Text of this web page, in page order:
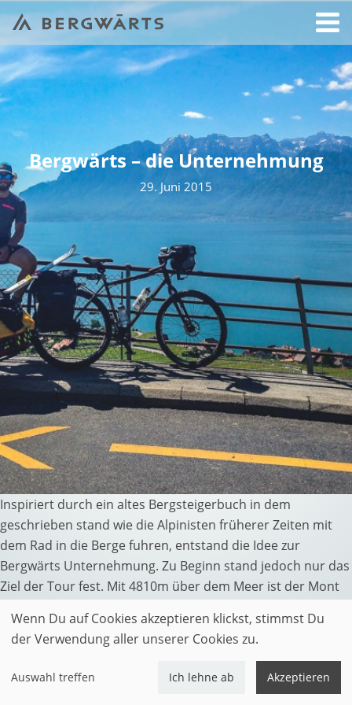
Bergwärts – die Unternehmung
29. Juni 2015
Inspiriert durch ein altes Bergsteigerbuch in dem
geschrieben stand wie die Alpinisten früherer Zeiten mit
dem Rad in die Berge fuhren, entstand die Idee zur
Bergwärts Unternehmung. Zu Beginn stand jedoch nur das
Ziel der Tour fest. Mit 4810m über dem Meer ist der Mont
Berg Mitteleuropas und somit des gesamten Alpenraums.
Dort sollte es mit Skiern hinauf gehen. Doch wo sollte ich
Heimatberg, und der höchste Berg der Schwarzwaldes,
Wenn Du auf Cookies akzeptieren klickst, stimmst Du
der Verwendung aller unserer Cookies zu.
Auswahl treffen Ich lehne ab Akzeptieren